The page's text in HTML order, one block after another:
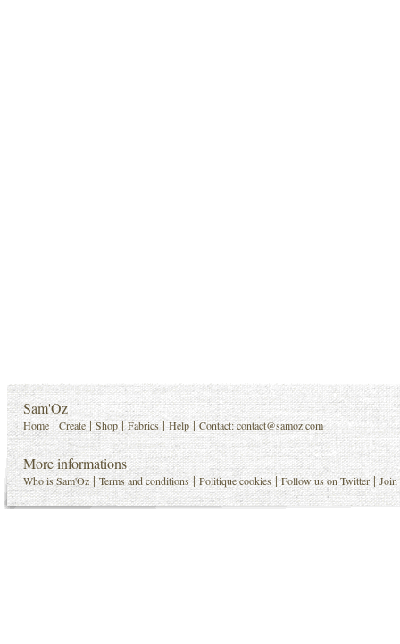
Sam'Oz
Home |Create |Shop |Fabrics |Help |Contact:contact@samoz.com
More informations
Who is Sam'Oz |Terms and conditions |Politique cookies |Follow us on Twitter |Join